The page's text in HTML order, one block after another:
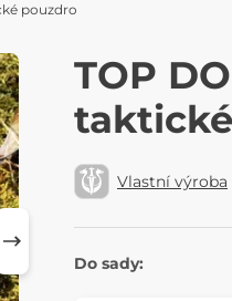
pouzdro
TOP
Vlastní výroba
Do sady: